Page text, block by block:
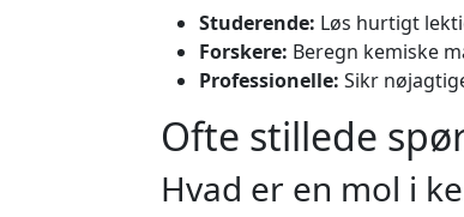
Studerende: Løs hurtigt
Forskere: Beregn kemiske
Professionelle: Sikr
Ofte stillede
Hvad er en mol i